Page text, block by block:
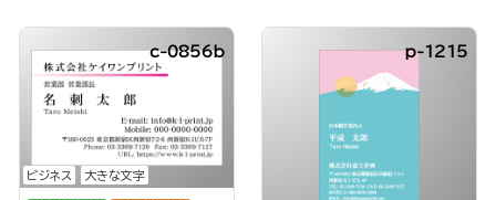
ビジネス 大きな文字
c-0856b p-1215